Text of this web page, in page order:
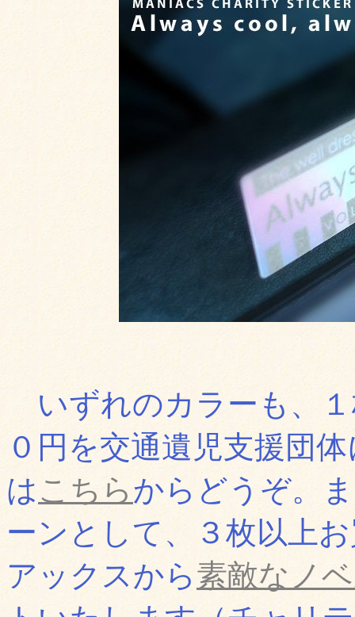
いずれのカラーも、
０円を交通遺児支援団
はこちらからどうぞ。
ーンとして、３枚以上
アックスから素敵なノ